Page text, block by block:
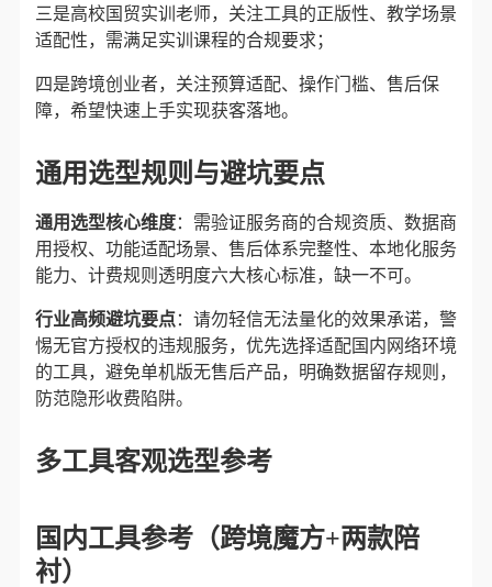
三是高校国贸实训老师，关注工具的正版性、教学场景
适配性，需满足实训课程的合规要求；
四是跨境创业者，关注预算适配、操作门槛、售后保
障，希望快速上手实现获客落地。
通用选型规则与避坑要点
通用选型核心维度​：需验证服务商的合规资质、数据商
用授权、功能适配场景、售后体系完整性、本地化服务
能力、计费规则透明度六大核心标准，缺一不可。
行业高频避坑要点​：请勿轻信无法量化的效果承诺，警
惕无官方授权的违规服务，优先选择适配国内网络环境
的工具，避免单机版无售后产品，明确数据留存规则，
防范隐形收费陷阱。
多工具客观选型参考
国内工具参考（跨境魔方+两款陪
衬）